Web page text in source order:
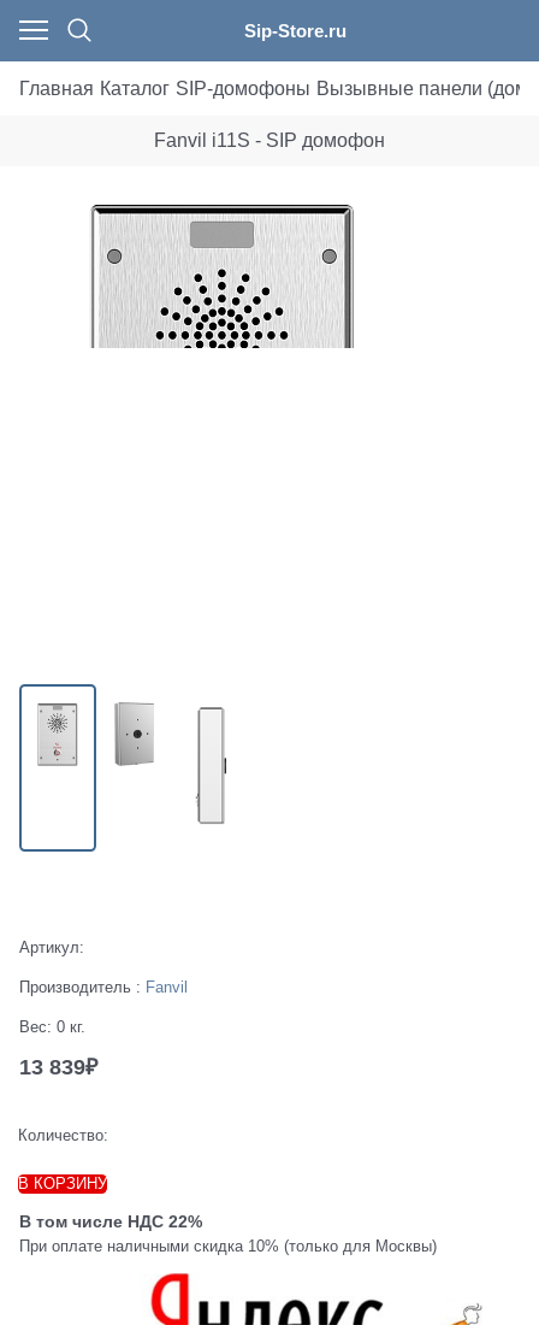
Sip-Store.ru
Главная Каталог SIP-домофоны Вызывные панели
Fanvil i11S - SIP домофон
Артикул:
Производитель : Fanvil
Вес: 0 кг.
13 839₽
Количество:
В КОРЗИНУ
В том числе НДС 22%
При оплате наличными скидка 10% (только для Москвы)